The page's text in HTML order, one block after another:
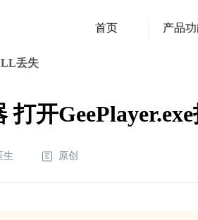
首页 产品
丢失
打开
生 原创